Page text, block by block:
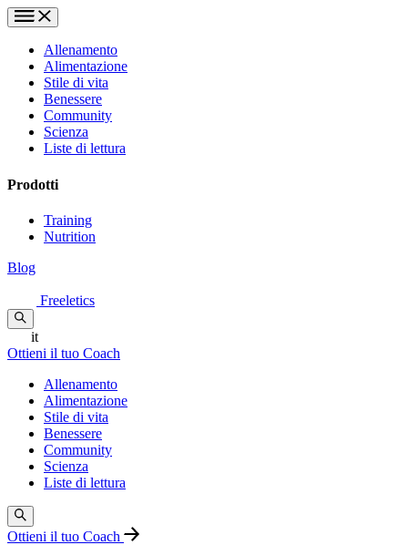
Allenamento
Alimentazione
Stile di vita
Benessere
Community
Scienza
Liste di lettura
Prodotti
Training
Nutrition
Blog
Freeletics
it
Ottieni il tuo Coach
Allenamento
Alimentazione
Stile di vita
Benessere
Community
Scienza
Liste di lettura
Ottieni il tuo Coach